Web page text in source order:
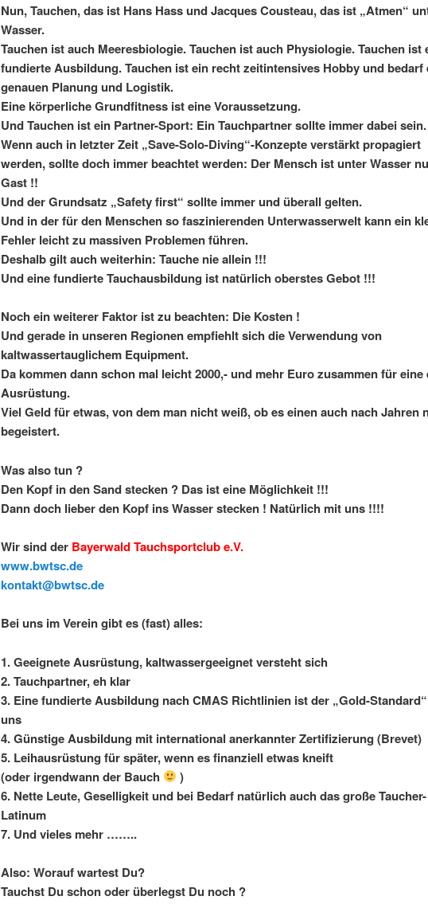
Nun, Tauchen, das ist Hans Hass und Jacques Cousteau, das ist „Atmen“
Wasser.
Tauchen ist auch Meeresbiologie. Tauchen ist auch Physiologie. Tauchen ist
fundierte Ausbildung.Tauchen ist ein recht zeitintensives Hobby und bedarf
genauen Planung und Logistik.
Eine körperliche Grundfitness ist eine Voraussetzung.
Und Tauchen ist ein Partner-Sport: Ein Tauchpartner sollte immer dabei sein.
Wenn auch in letzter Zeit „Save-Solo-Diving“-Konzepte verstärkt propagiert
werden, sollte doch immer beachtet werden: Der Mensch ist unter Wasser
Gast !!
Und der Grundsatz „Safety first“ sollte immer und überall gelten.
Und in der für den Menschen so faszinierenden Unterwasserwelt kann ein
Fehler leicht zu massiven Problemen führen.
Deshalb gilt auch weiterhin: Tauche nie allein !!!
Und eine fundierte Tauchausbildung ist natürlich oberstes Gebot !!!
Noch ein weiterer Faktor ist zu beachten: Die Kosten !
Und gerade in unseren Regionen empfiehlt sich die Verwendung von
kaltwassertauglichem Equipment.
Da kommen dann schon mal leicht 2000,- und mehr Euro zusammen für eine
Ausrüstung.
Viel Geld für etwas, von dem man nicht weiß, ob es einen auch nach Jahren
begeistert.
Was also tun ?
Den Kopf in den Sand stecken ? Das ist eine Möglichkeit !!!
Dann doch lieber den Kopf ins Wasser stecken ! Natürlich mit uns !!!!
Wir sind der Bayerwald Tauchsportclub e.V.
www.bwtsc.de
kontakt@bwtsc.de
Bei uns im Verein gibt es (fast) alles:
1.Geeignete Ausrüstung, kaltwassergeeignet versteht sich
2.Tauchpartner, eh klar
3. Eine fundierte Ausbildung nach CMAS Richtlinien ist der „Gold-
uns
4.Günstige Ausbildung mit international anerkannter Zertifizierung (Brevet)
5. Leihausrüstung für später, wenn es finanziell etwas kneift
(oder irgendwann der Bauch
)
6. Nette Leute, Geselligkeit und bei Bedarf natürlich auch das große Taucher-
Latinum
7. Und vieles mehr ……..
Also: Worauf wartest Du?
Tauchst Du schon oder überlegst Du noch ?